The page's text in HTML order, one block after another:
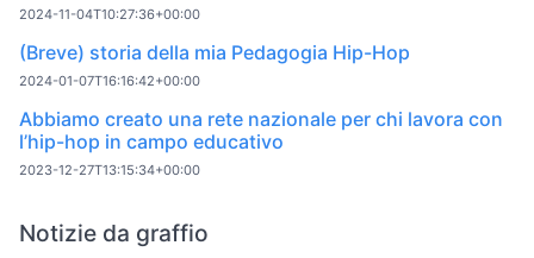
2024-11-04T10:27:36+00:00
(Breve) storia della mia Pedagogia Hip-Hop
2024-01-07T16:16:42+00:00
Abbiamo creato una rete nazionale per chi lavora con
l’hip-hop in campo educativo
2023-12-27T13:15:34+00:00
Notizie da graffio